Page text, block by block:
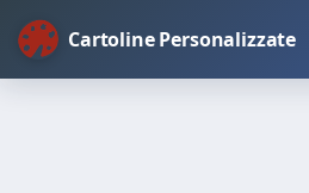
Cartoline Personalizzate